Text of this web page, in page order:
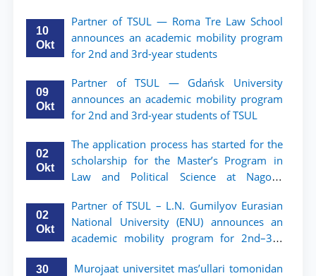
10
Okt
Partner of TSUL — Roma Tre Law School
announces an academic mobility program
for 2nd and 3rd-year students
09
Okt
Partner of TSUL — Gdańsk University
announces an academic mobility program
for 2nd and 3rd-year students of TSUL
02
Okt
The application process has started for the
scholarship for the Master’s Program in
Law and Political Science at Nagoya
02
Okt
Partner of TSUL – L.N. Gumilyov Eurasian
National University (ENU) announces an
academic mobility program for 2nd–3rd
30
Murojaat universitet mas’ullari tomonidan